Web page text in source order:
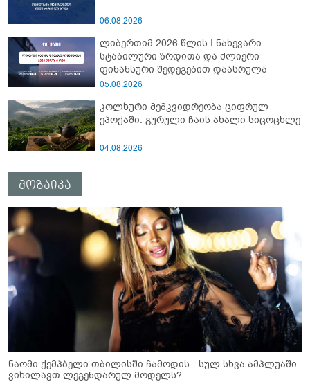
06.08.2026
ლიბერთიმ 2026 წლის I ნახევარი
სტაბილური ზრდითა და ძლიერი
ფინანსური შედეგებით დაასრულა
05.08.2026
კოლხური მემკვიდრეობა ციფრულ
ეპოქაში: გურული ჩაის ახალი სიცოცხლე
04.08.2026
მოზაიკა
ნაომი ქემპბელი თბილისში ჩამოდის - სულ სხვა ამპლუაში
ვიხილავთ ლეგენდარულ მოდელს?